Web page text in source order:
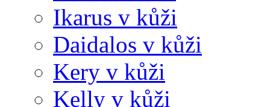
Ikarus v kůži
Daidalos v kůži
Kery v kůži
Kelly v kůži